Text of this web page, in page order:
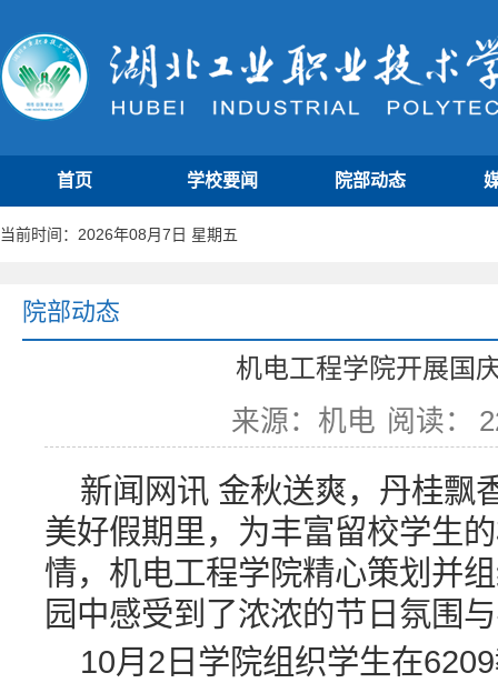
首页 学校要闻 院部动态
当前时间：2026年08月7日 星期五
院部动态
机电工程学院开展国
来源：机电 阅读：
新闻网讯 金秋送爽，丹桂飘
美好假期里，为丰富留校学生
情，机电工程学院精心策划并
园中感受到了浓浓的节日氛围
10月2日学院组织学生在